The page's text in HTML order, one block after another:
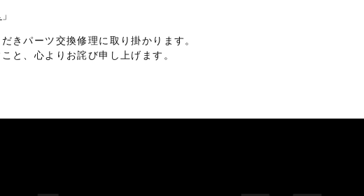
」
きパーツ交換修理に取り掛かります。
と、心よりお詫び申し上げます。